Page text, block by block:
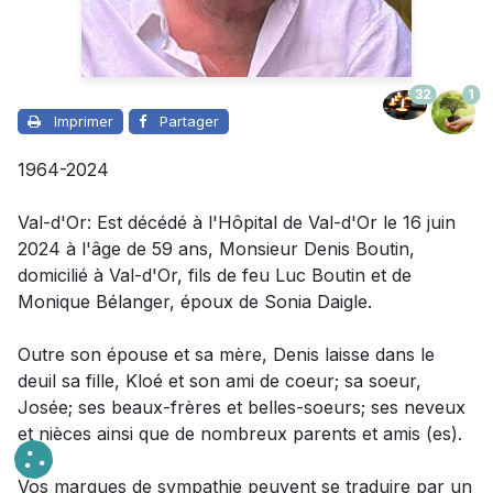
Imprimer Partager
32 1
1964-2024
Val-d'Or: Est décédé à l'Hôpital de Val-d'Or le 16 juin
2024 à l'âge de 59 ans, Monsieur Denis Boutin,
domicilié à Val-d'Or, fils de feu Luc Boutin et de
Monique Bélanger, époux de Sonia Daigle.
Outre son épouse et sa mère, Denis laisse dans le
deuil sa fille, Kloé et son ami de coeur; sa soeur,
Josée; ses beaux-frères et belles-soeurs; ses neveux
et nièces ainsi que de nombreux parents et amis (es).
Vos marques de sympathie peuvent se traduire par un